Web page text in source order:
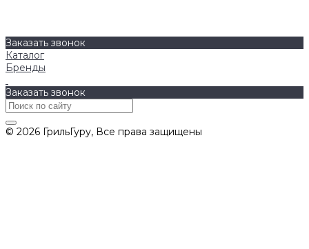
Заказать звонок
Каталог
Бренды
Заказать звонок
© 2026 ГрильГуру, Все права защищены